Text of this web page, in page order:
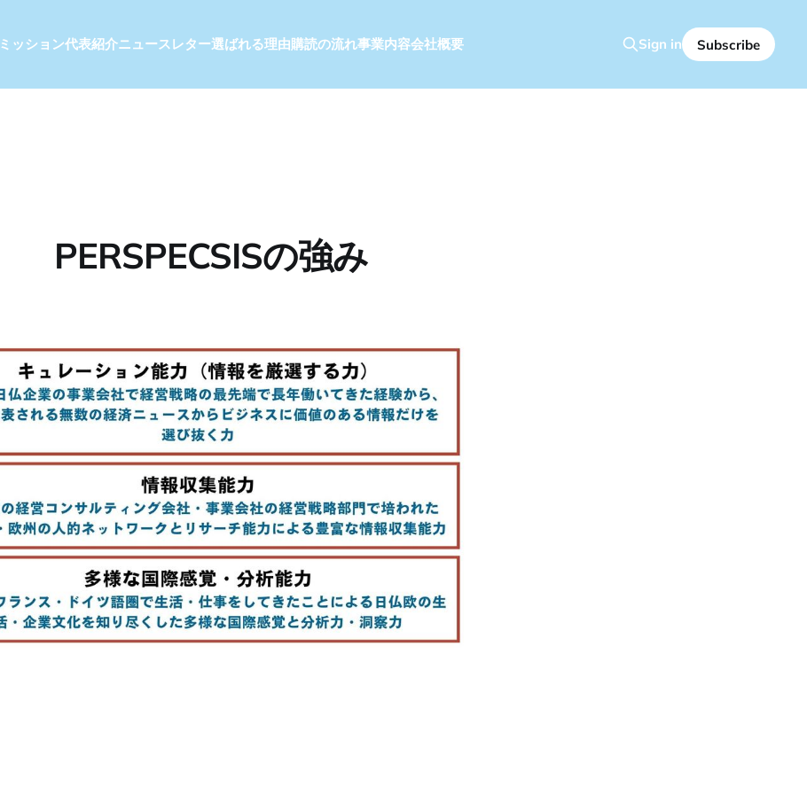
ミッション代表紹介ニュースレター選ばれる理由購読の流れ事業内容会社概要 Sign in Subscribe
PERSPECSISの強み